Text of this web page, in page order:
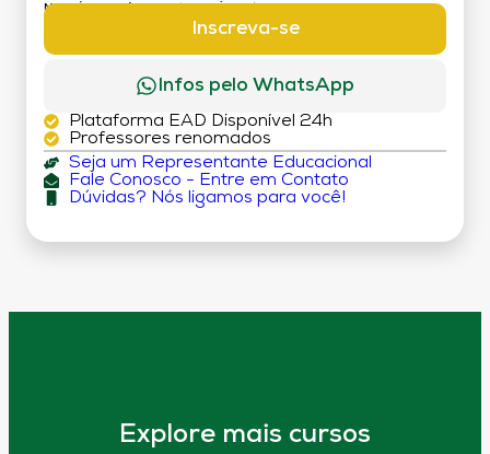
MATRÍCULA:
Inscreva-se
Infos pelo WhatsApp
Plataforma EAD Disponível 24h
Professores renomados
Seja um Representante Educacional
Fale Conosco - Entre em Contato
Dúvidas? Nós ligamos para você!
Explore mais cursos